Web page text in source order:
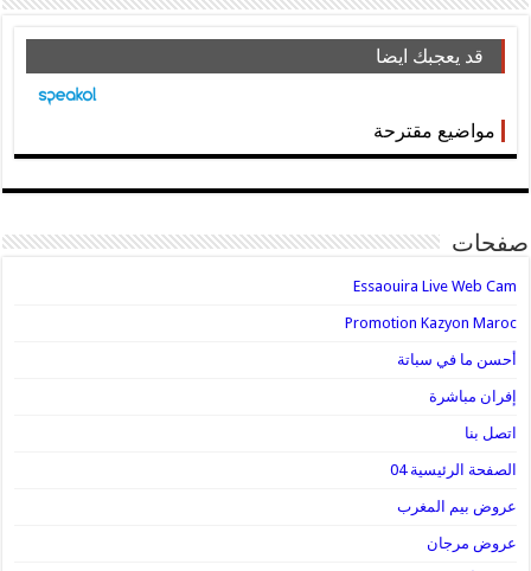
قد يعجبك ايضا
مواضيع مقترحة
صفحات
Essaouira Live Web Cam
Promotion Kazyon Maroc
أحسن ما في سباتة
إفران مباشرة
اتصل بنا
الصفحة الرئيسية 04
عروض بيم المغرب
عروض مرجان